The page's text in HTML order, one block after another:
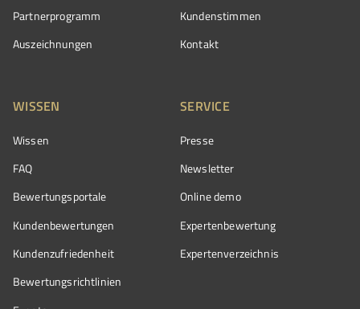
Partnerprogramm
Auszeichnungen
Kundenstimmen
Kontakt
WISSEN
Wissen
FAQ
Bewertungsportale
Kundenbewertungen
Kundenzufriedenheit
Bewertungs­richtlinien
SERVICE
Presse
Newsletter
Online demo
Expertenbewertung
Expertenverzeichnis